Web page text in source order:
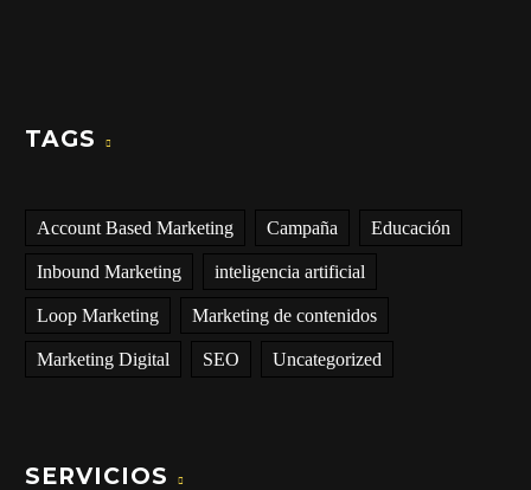
TAGS
Account Based Marketing Campaña Educación
Inbound Marketing inteligencia artificial
Loop Marketing Marketing de contenidos
Marketing Digital SEO Uncategorized
SERVICIOS